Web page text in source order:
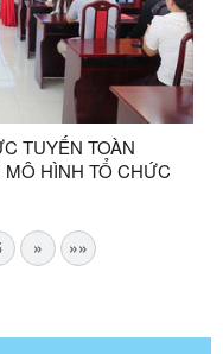
TUYẾN TOÀN
HÌNH TỔ CHỨC
» »»